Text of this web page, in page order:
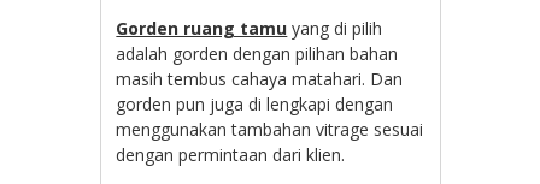
Gorden ruang tamu yang di pilih
adalah gorden dengan pilihan bahan
masih tembus cahaya matahari. Dan
gorden pun juga di lengkapi dengan
menggunakan tambahan vitrage sesuai
dengan permintaan dari klien.